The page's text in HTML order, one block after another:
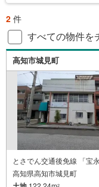
2 件
すべての物件を
高知市城見町
とさでん交通後免線 「宝
高知県高知市城見町
2